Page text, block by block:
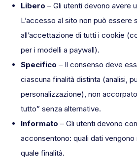
Libero – Gli utenti devono avere
L’accesso al sito non può essere
all’accettazione di tutti i cookie
per i modelli a paywall).
Specifico – Il consenso deve
ciascuna finalità distinta (analisi,
personalizzazione), non
tutto” senza alternative.
Informato – Gli utenti devono
acconsentono: quali dati
quale finalità.